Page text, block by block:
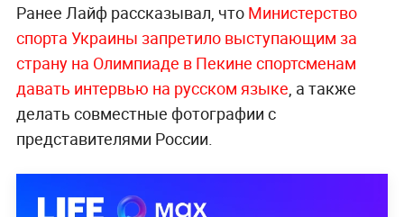
Ранее Лайф рассказывал, что Министерство
спорта Украины запретило выступающим за
страну на Олимпиаде в Пекине спортсменам
давать интервью на русском языке, а также
делать совместные фотографии с
представителями России.